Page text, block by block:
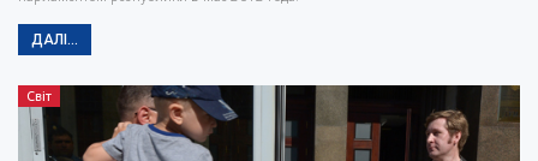
ДАЛІ...
Світ